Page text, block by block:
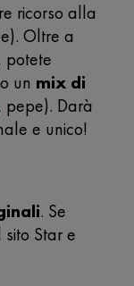
ricorso alla
Oltre a
potete
o un mix di
pepe). Darà
e unico!
. Se
Star e